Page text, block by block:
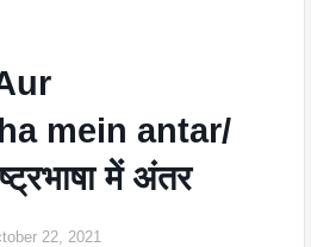
mein antar/
में अंतर
22, 2021